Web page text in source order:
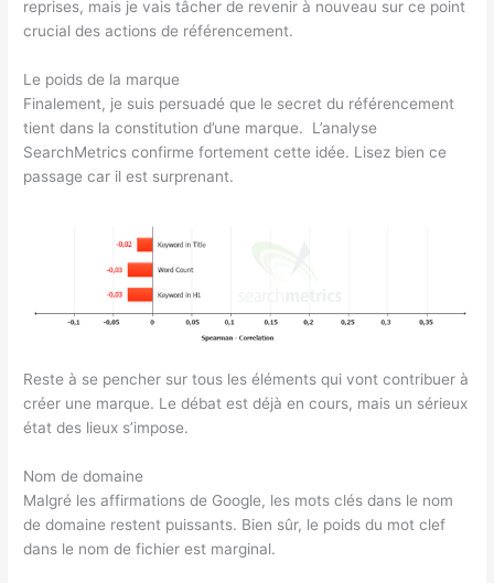
reprises, mais je vais tâcher de revenir à nouveau sur ce point
crucial des actions de référencement.
Le poids de la marque
Finalement, je suis persuadé que le secret du référencement
tient dans la constitution d’une marque. L’analyse
SearchMetrics confirme fortement cette idée. Lisez bien ce
passage car il est surprenant.
Reste à se pencher sur tous les éléments qui vont contribuer à
créer une marque. Le débat est déjà en cours, mais un sérieux
état des lieux s’impose.
Nom de domaine
Malgré les affirmations de Google, les mots clés dans le nom
de domaine restent puissants. Bien sûr, le poids du mot clef
dans le nom de fichier est marginal.